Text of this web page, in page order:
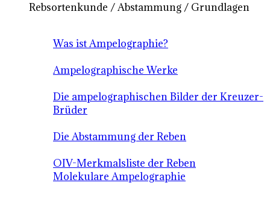
Rebsortenkunde / Abstammung / Grundlagen
Was ist Ampelographie?
Ampelographische Werke
Die ampelographischen Bilder der Kreuzer-
Brüder
Die Abstammung der Reben
OIV-Merkmalsliste der Reben
Molekulare Ampelographie